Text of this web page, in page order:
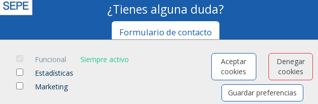
¿Tienes alguna duda?
Formulario de contacto
Funcional
Siempre activo
Estadísticas
Marketing
Aceptar
cookies
Denegar
cookies
Guardar preferencias